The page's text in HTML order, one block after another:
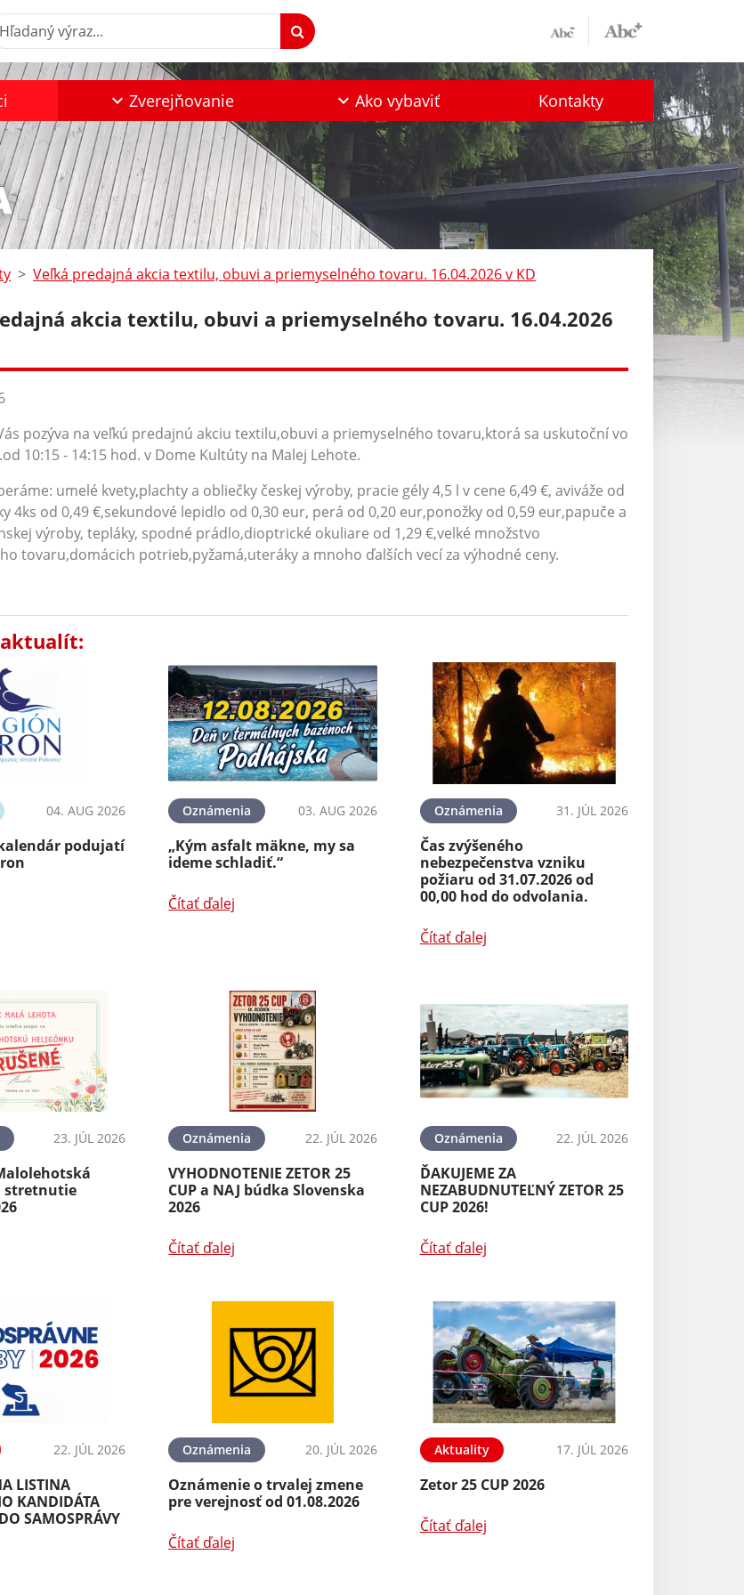
výraz...
Zverejňovanie Ako vybaviť Kontakty
Veľká predajná akcia textilu, obuvi a priemyselného tovaru. 16.04.2026 v KD
akcia textilu, obuvi a priemyselného tovaru. 16.04.2026
pozýva na veľkú predajnú akciu textilu,obuvi a priemyselného tovaru,ktorá sa uskutoční vo
10:15 - 14:15 hod. v Dome Kultúty na Malej Lehote.
umelé kvety,plachty a obliečky českej výroby, pracie gély 4,5 l v cene 6,49 €, aviváže od
4ks od 0,49 €,sekundové lepidlo od 0,30 eur, perá od 0,20 eur,ponožky od 0,59 eur,papuče a
výroby, tepláky, spodné prádlo,dioptrické okuliare od 1,29 €,velké množstvo
tovaru,domácich potrieb,pyžamá,uteráky a mnoho ďalších vecí za výhodné ceny.
04. AUG 2026
podujatí
Oznámenia 03. AUG 2026
„Kým asfalt mäkne, my sa
ideme schladiť.“
Čítať ďalej
Oznámenia 31. JÚL 2026
Čas zvýšeného
nebezpečenstva vzniku
požiaru od 31.07.2026 od
00,00 hod do odvolania.
Čítať ďalej
23. JÚL 2026
stretnutie
Oznámenia 22. JÚL 2026
VYHODNOTENIE ZETOR 25
CUP a NAJ búdka Slovenska
2026
Čítať ďalej
Oznámenia 22. JÚL 2026
ĎAKUJEME ZA
NEZABUDNUTEĽNÝ ZETOR 25
CUP 2026!
Čítať ďalej
22. JÚL 2026
LISTINA
KANDIDÁTA
SAMOSPRÁVY
Oznámenia 20. JÚL 2026
Oznámenie o trvalej zmene
pre verejnosť od 01.08.2026
Čítať ďalej
Aktuality 17. JÚL 2026
Zetor 25 CUP 2026
Čítať ďalej